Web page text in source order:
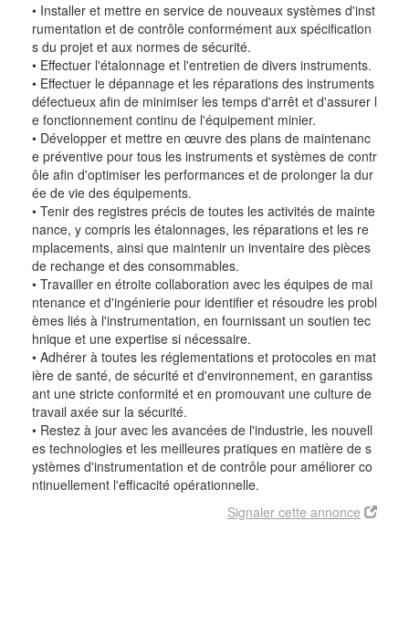
• Installer et mettre en service de nouveaux systèmes d'inst
rumentation et de contrôle conformément aux spécification
s du projet et aux normes de sécurité.
• Effectuer l'étalonnage et l'entretien de divers instruments.
• Effectuer le dépannage et les réparations des instruments
défectueux afin de minimiser les temps d'arrêt et d'assurer l
e fonctionnement continu de l'équipement minier.
• Développer et mettre en œuvre des plans de maintenanc
e préventive pour tous les instruments et systèmes de contr
ôle afin d'optimiser les performances et de prolonger la dur
ée de vie des équipements.
• Tenir des registres précis de toutes les activités de mainte
nance, y compris les étalonnages, les réparations et les re
mplacements, ainsi que maintenir un inventaire des pièces
de rechange et des consommables.
• Travailler en étroite collaboration avec les équipes de mai
ntenance et d'ingénierie pour identifier et résoudre les probl
èmes liés à l'instrumentation, en fournissant un soutien tec
hnique et une expertise si nécessaire.
• Adhérer à toutes les réglementations et protocoles en mat
ière de santé, de sécurité et d'environnement, en garantiss
ant une stricte conformité et en promouvant une culture de
travail axée sur la sécurité.
• Restez à jour avec les avancées de l'industrie, les nouvell
es technologies et les meilleures pratiques en matière de s
ystèmes d'instrumentation et de contrôle pour améliorer co
ntinuellement l'efficacité opérationnelle.
Signaler cette annonce